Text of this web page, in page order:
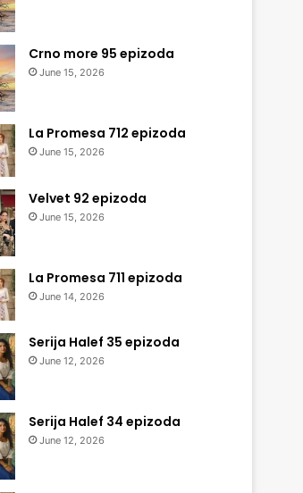
Crno more 95 epizoda
June 15, 2026
La Promesa 712 epizoda
June 15, 2026
Velvet 92 epizoda
June 15, 2026
La Promesa 711 epizoda
June 14, 2026
Serija Halef 35 epizoda
June 12, 2026
Serija Halef 34 epizoda
June 12, 2026